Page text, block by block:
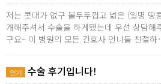
저는 콧대가 없구 볼두두껍고 넓은 (일명 땅
개해주셔서 수술을 하게됐는데 우선 상담해
구요~ 이 병원의 모든 간호사 언니들 친절
인기 수술 후기입니다!